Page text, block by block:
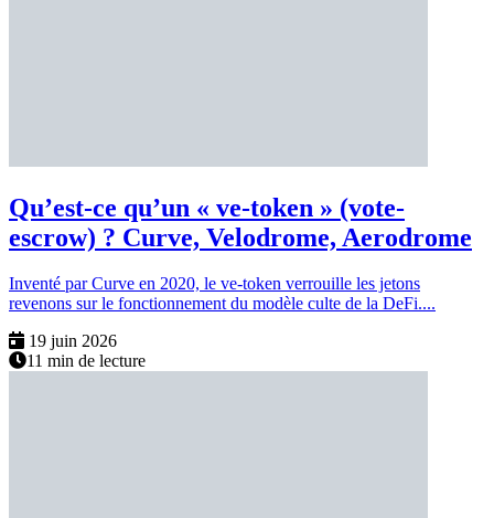
Qu’est-ce qu’un « ve-token » (vote-
escrow) ? Curve, Velodrome, Aerodrome
Inventé par Curve en 2020, le ve-token verrouille les jetons
revenons sur le fonctionnement du modèle culte de la DeFi....
19 juin 2026
11 min de lecture